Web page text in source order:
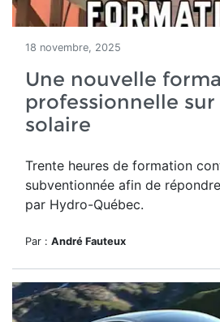
18 novembre, 2025
Une nouvelle
professionnelle
solaire
Trente heures de formation
subventionnée afin de
par Hydro-Québec.
Par : André Fauteux